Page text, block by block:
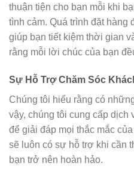
thuận tiện cho bạn mỗi khi
tình cảm. Quá trình đặt hàng
giúp bạn tiết kiệm thời gian
rằng mỗi lời chúc của bạn
Sự Hỗ Trợ Chăm Sóc
Chúng tôi hiểu rằng có
vậy, chúng tôi cung cấp dịch
để giải đáp mọi thắc mắc
sẽ luôn có sự hỗ trợ khi cần
bạn trở nên hoàn hảo.